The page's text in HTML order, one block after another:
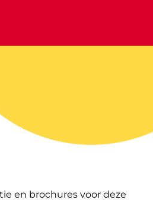
en brochures voor deze